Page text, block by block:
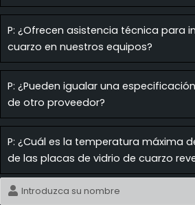
P: ¿Ofrecen asistencia técnica para
cuarzo en nuestros equipos?
P: ¿Pueden igualar una
de otro proveedor?
P: ¿Cuál es la temperatura máxima
de las placas de vidrio de cuarzo
Nombre